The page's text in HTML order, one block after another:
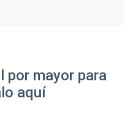
por mayor para
aquí